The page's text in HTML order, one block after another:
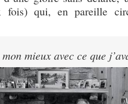
fois) qui, en pareille
mieux avec ce que